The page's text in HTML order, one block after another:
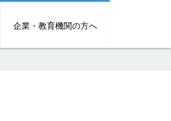
企業・教育機関の方へ